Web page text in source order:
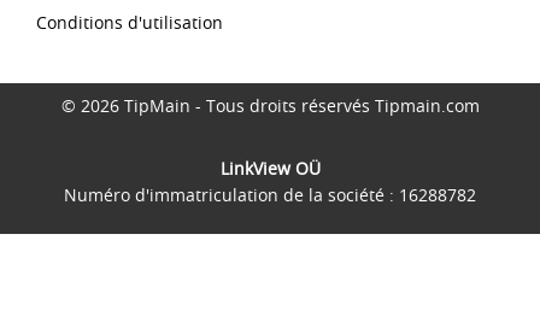
Conditions d'utilisation
© 2026 TipMain - Tous droits réservés Tipmain.com
LinkView OÜ
Numéro d'immatriculation de la société : 16288782